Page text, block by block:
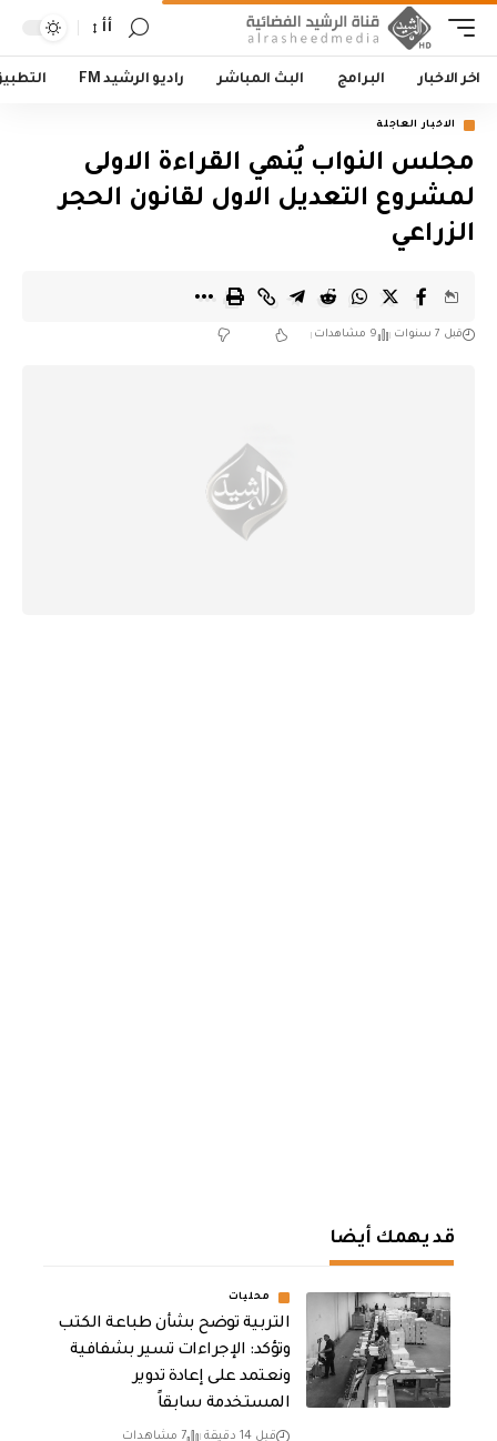
أأ
اخر الاخبار البرامج البث المباشر راديو الرشيد FM
الاخبار العاجلة
مجلس النواب يُنهي القراءة الاولى
لمشروع التعديل الاول لقانون الحجر
الزراعي
قبل 7 سنوات 9 مشاهدات
قد يهمك أيضا
محليات
التربية توضح بشأن طباعة الكتب
وتؤكد: الإجراءات تسير بشفافية
ونعتمد على إعادة تدوير
المستخدمة سابقاً
قبل 14 دقيقة 7 مشاهدات